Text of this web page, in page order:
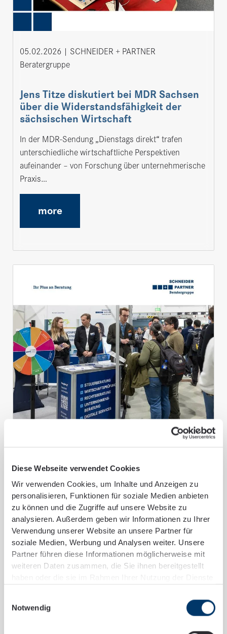
Diese Webseite verwendet Cookies
Wir verwenden Cookies, um Inhalte und Anzeigen zu
personalisieren, Funktionen für soziale Medien anbieten
zu können und die Zugriffe auf unsere Website zu
analysieren. Außerdem geben wir Informationen zu Ihrer
Verwendung unserer Website an unsere Partner für
soziale Medien, Werbung und Analysen weiter. Unsere
Partner führen diese Informationen möglicherweise mit
weiteren Daten zusammen, die Sie ihnen bereitgestellt
Notwendig
05.02.2026
SCHNEIDER + PARTNER
Beratergruppe
Jens Titze diskutiert bei MDR Sachsen
über die Widerstandsfähigkeit der
sächsischen Wirtschaft
In der MDR-Sendung „Dienstags direkt“ trafen
unterschiedliche wirtschaftliche Perspektiven
aufeinander – von Forschung über unternehmerische
Praxis…
more
28.01.2026 SCHNEIDER + PARTNER Beratergruppe
Persönlicher Austausch als Schlüssel
zur Berufsorientierung
Wie wichtig persönlicher Austausch für
Berufsorientierung ist, zeigte sich einmal mehr auf
more